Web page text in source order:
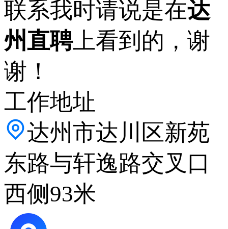
联系我时请说是在达
州直聘上看到的，谢
谢！
工作地址
达州市达川区新苑
东路与轩逸路交叉口
西侧93米